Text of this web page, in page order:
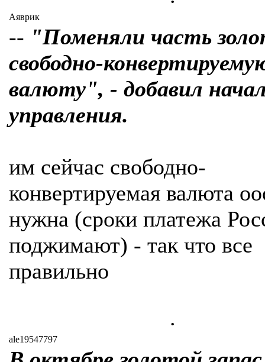
Аяврик
-- "Поменяли часть
свободно-
валюту", - добавил
управления.
им сейчас свободно-
конвертируемая валюта
нужна (сроки платежа
поджимают) - так что все
правильно
.
ale19547797